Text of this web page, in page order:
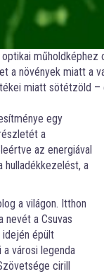
növények miatt a
miatt sötétzöld
egy
a
az energiával
a
a világon. Itthon
nevét a Csuvas
idején épült
városi legenda
cirill